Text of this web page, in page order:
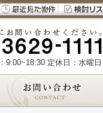
かせください
9:00~18:30 定休日：水曜日